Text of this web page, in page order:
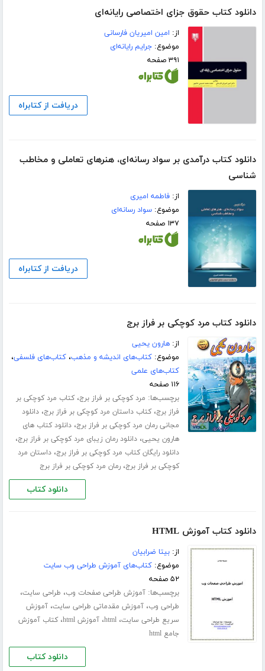
دانلود کتاب حقوق جزای اختصاصی رایانه‌ای
از: امین امیریان فارسانی
موضوع:جرایم رایانه‌ای
۳۹۱ صفحه
دریافت از کتابراه
دانلود کتاب درآمدی بر سواد رسانه‌ای، هنرهای تعاملی و مخاطب
شناسی
از:فاطمه امیری
موضوع:سواد رسانه‌ای
۱۳۷ صفحه
دریافت از کتابراه
دانلود کتاب مرد کوچکی بر فراز برج
از:هارون یحیی
موضوع:کتاب‌های اندیشه و مذهب،کتاب‌های فلسفی،
کتاب‌های علمی
۱۱۶ صفحه
برچسب‌ها: مرد کوچکی بر فراز برج،کتاب مرد کوچکی بر
فراز برج،کتاب داستان مرد کوچکی بر فراز برج،دانلود
مجانی رمان مرد کوچکی بر فراز برج،دانلود کتاب های
هارون یحیی،دانلود رمان زیبای مرد کوچکی بر فراز برج،
دانلود رایگان کتاب مرد کوچکی بر فراز برج،داستان مرد
کوچکی بر فراز برج،رمان مرد کوچکی بر فراز برج
دانلود کتاب
دانلود کتاب آموزش HTML
از:بیتا ضرابیان
موضوع:کتاب‌های آموزش طراحی وب سایت
۵۲ صفحه
برچسب‌ها:آموزش طراحی صفحات وب، طراحی سایت،
طراحی وب،آموزش مقدماتی طراحی سایت،آموزش
سریع طراحی سایت،html،آموزش html ،کتاب آموزش
جامع html
دانلود کتاب